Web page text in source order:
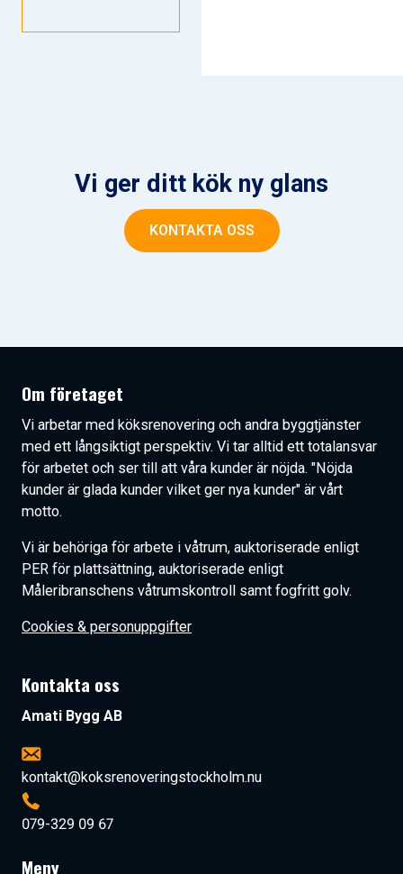
Vi ger ditt kök ny glans
KONTAKTA OSS
Om företaget
Vi arbetar med köksrenovering och andra byggtjänster
med ett långsiktigt perspektiv. Vi tar alltid ett totalansvar
för arbetet och ser till att våra kunder är nöjda. "Nöjda
kunder är glada kunder vilket ger nya kunder" är vårt
motto.
Vi är behöriga för arbete i våtrum, auktoriserade enligt
PER för plattsättning, auktoriserade enligt
Måleribranschens våtrumskontroll samt fogfritt golv.
Cookies & personuppgifter
Kontakta oss
Amati Bygg AB
kontakt@koksrenoveringstockholm.nu
079-329 09 67
Meny